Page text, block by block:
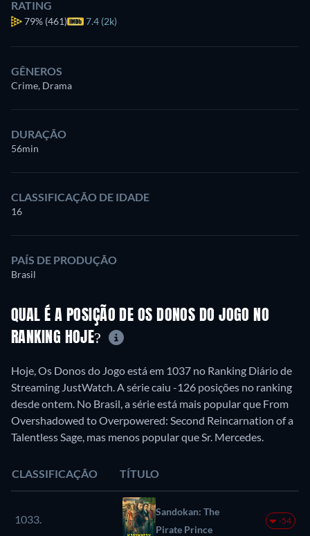
RATING
79% (461) 7.4 (2k)
GÊNEROS
Crime, Drama
DURAÇÃO
56min
CLASSIFICAÇÃO DE IDADE
16
PAÍS DE PRODUÇÃO
Brasil
QUAL É A POSIÇÃO DE OS DONOS DO JOGO NO
RANKING HOJE?
Hoje, Os Donos do Jogo está em 1037 no Ranking Diário de
Streaming JustWatch. A série caiu -126 posições no ranking
desde ontem. No Brasil, a série está mais popular que From
Overshadowed to Overpowered: Second Reincarnation of a
Talentless Sage, mas menos popular que Sr. Mercedes.
CLASSIFICAÇÃO TÍTULO
1033.
Sandokan: The
Pirate Prince
-54